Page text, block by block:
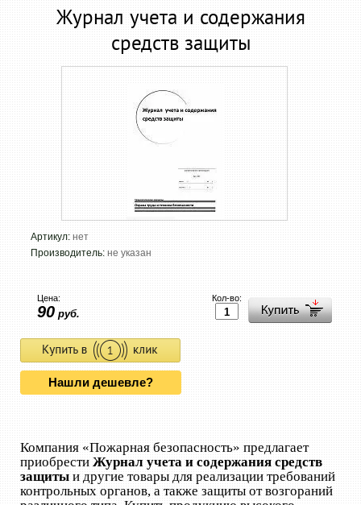
Журнал учета и содержания
средств защиты
Артикул: нет
Производитель: не указан
Кол-во:
Цена:
90 руб.
Нашли дешевле?
Компания «Пожарная безопасность» предлагает
приобрести Журнал учета и содержания средств
защиты и другие товары для реализации требований
контрольных органов, а также защиты от возгораний